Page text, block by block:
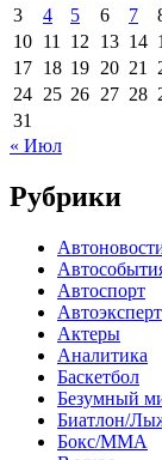
3
4 5 6 7
10 11 12 13 14
17 18 19 20 21
24 25 26 27 28
31
« Июл
Рубрики
Автоспорт
Автоэксперт
Актеры
Аналитика
Баскетбол
Безумный
Биатлон/
Бокс/MMA